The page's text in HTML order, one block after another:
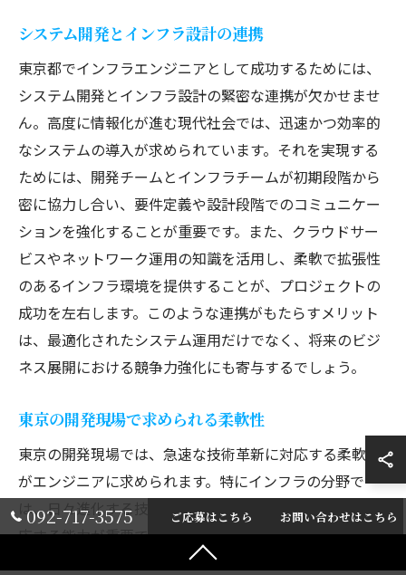
システム開発とインフラ設計の連携
東京都でインフラエンジニアとして成功するためには、
システム開発とインフラ設計の緊密な連携が欠かせませ
ん。高度に情報化が進む現代社会では、迅速かつ効率的
なシステムの導入が求められています。それを実現する
ためには、開発チームとインフラチームが初期段階から
密に協力し合い、要件定義や設計段階でのコミュニケー
ションを強化することが重要です。また、クラウドサー
ビスやネットワーク運用の知識を活用し、柔軟で拡張性
のあるインフラ環境を提供することが、プロジェクトの
成功を左右します。このような連携がもたらすメリット
は、最適化されたシステム運用だけでなく、将来のビジ
ネス展開における競争力強化にも寄与するでしょう。
東京の開発現場で求められる柔軟性
東京の開発現場では、急速な技術革新に対応する柔軟性
がエンジニアに求められます。特にインフラの分野で
は、日々進化する技術に適応し、環境の変化に迅速に対
応する能力が重要です。クラウドソリューションやネッ
トワーク技術の進化に伴い、エンジニアはその都度新し
092-717-3575 ご応募はこちら お問い合わせはこちら